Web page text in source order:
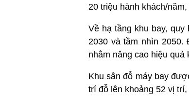
20 triệu hành khách/
Về hạ tầng khu bay,
2030 và tầm nhìn
nhằm nâng cao hiệu
Khu sân đỗ máy bay
trí đỗ lên khoảng 52 vị